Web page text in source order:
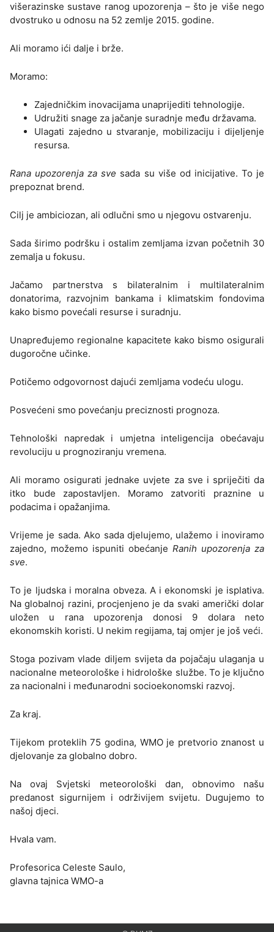
višerazinske sustave ranog upozorenja – što je više nego
dvostruko u odnosu na 52 zemlje 2015. godine.
Ali moramo ići dalje i brže.
Moramo:
Zajedničkim inovacijama unaprijediti tehnologije.
Udružiti snage za jačanje suradnje među državama.
Ulagati zajedno u stvaranje, mobilizaciju i dijeljenje
resursa.
Rana upozorenja za sve sada su više od inicijative. To je
prepoznat brend.
Cilj je ambiciozan, ali odlučni smo u njegovu ostvarenju.
Sada širimo podršku i ostalim zemljama izvan početnih 30
zemalja u fokusu.
Jačamo partnerstva s bilateralnim i multilateralnim
donatorima, razvojnim bankama i klimatskim fondovima
kako bismo povećali resurse i suradnju.
Unapređujemo regionalne kapacitete kako bismo osigurali
dugoročne učinke.
Potičemo odgovornost dajući zemljama vodeću ulogu.
Posvećeni smo povećanju preciznosti prognoza.
Tehnološki napredak i umjetna inteligencija obećavaju
revoluciju u prognoziranju vremena.
Ali moramo osigurati jednake uvjete za sve i spriječiti da
itko bude zapostavljen. Moramo zatvoriti praznine u
podacima i opažanjima.
Vrijeme je sada. Ako sada djelujemo, ulažemo i inoviramo
zajedno, možemo ispuniti obećanje Ranih upozorenja za
sve.
To je ljudska i moralna obveza. A i ekonomski je isplativa.
Na globalnoj razini, procjenjeno je da svaki američki dolar
uložen u rana upozorenja donosi 9 dolara neto
ekonomskih koristi. U nekim regijama, taj omjer je još veći.
Stoga pozivam vlade diljem svijeta da pojačaju ulaganja u
nacionalne meteorološke i hidrološke službe. To je ključno
za nacionalni i međunarodni socioekonomski razvoj.
Za kraj.
Tijekom proteklih 75 godina, WMO je pretvorio znanost u
djelovanje za globalno dobro.
Na ovaj Svjetski meteorološki dan, obnovimo našu
predanost sigurnijem i održivijem svijetu. Dugujemo to
našoj djeci.
Hvala vam.
Profesorica Celeste Saulo,
glavna tajnica WMO-a